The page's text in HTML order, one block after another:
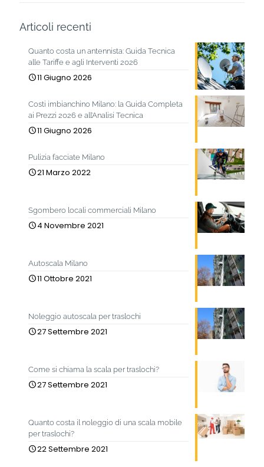
Articoli recenti
Quanto costa un antennista: Guida Tecnica
alle Tariffe e agli Interventi 2026
11 Giugno 2026
Costi imbianchino Milano: la Guida Completa
ai Prezzi 2026 e all’Analisi Tecnica
11 Giugno 2026
Pulizia facciate Milano
21 Marzo 2022
Sgombero locali commerciali Milano
4 Novembre 2021
Autoscala Milano
11 Ottobre 2021
Noleggio autoscala per traslochi
27 Settembre 2021
Come si chiama la scala per traslochi?
27 Settembre 2021
Quanto costa il noleggio di una scala mobile
per traslochi?
22 Settembre 2021